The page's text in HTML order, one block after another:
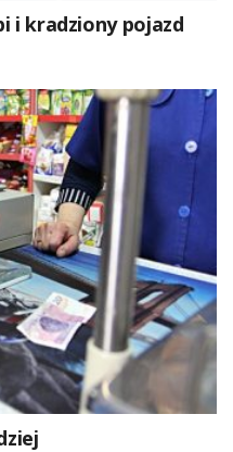
i kradziony pojazd